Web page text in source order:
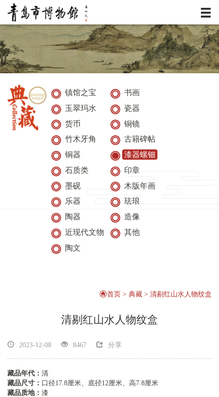
搜索
服务
资讯
展览
典藏
镇馆之宝
书画
玉翠玛水
瓷器
货币
铜镜
竹木牙角
古籍碑帖
铜器
漆器螺钿
石质类
印章
墨砚
木版年画
乐器
珐琅
陶器
造像
近现代文物
其他
陶文
首页 > 典藏 > 清剔红山水人物纹盒
清剔红山水人物纹盒
2023-12-08 8467 分享
藏品年代： 清
藏品尺寸： 口径17.8厘米、底径12厘米、高7.8厘米
藏品质地： 漆